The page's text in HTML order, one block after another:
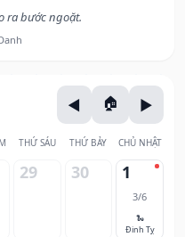
ra bước ngoặt.
THỨ SÁU THỨ BẢY CHỦ NHẬT
29 30 1
3/6
🐍
Đinh Tỵ